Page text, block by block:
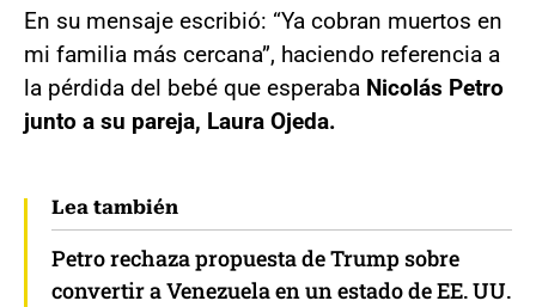
En su mensaje escribió: “Ya cobran muertos en
mi familia más cercana”, haciendo referencia a
la pérdida del bebé que esperaba Nicolás Petro
junto a su pareja, Laura Ojeda.
Lea también
Petro rechaza propuesta de Trump sobre
convertir a Venezuela en un estado de EE. UU.